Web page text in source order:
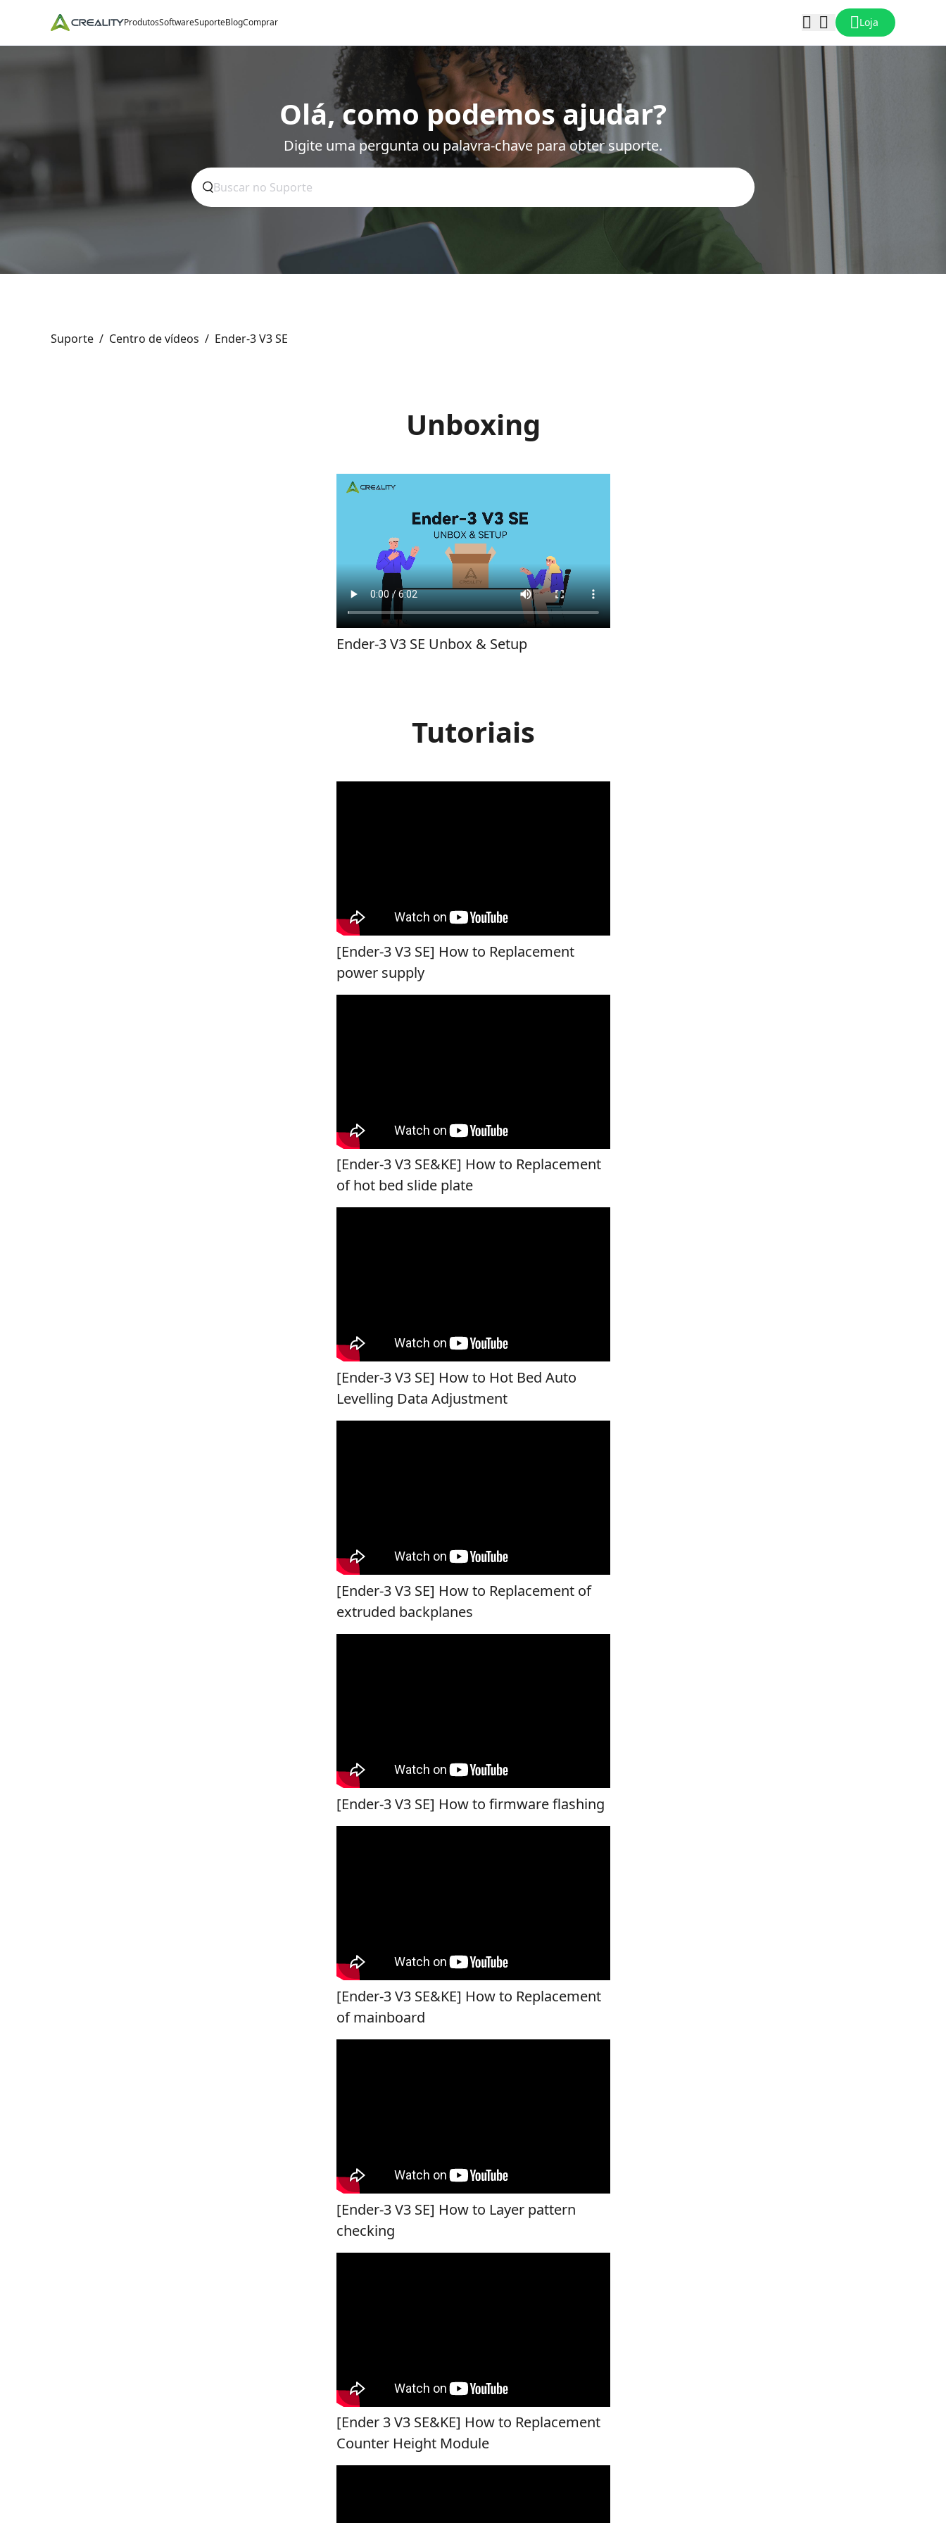
ProdutosSoftwareSuporteBlogComprar Loja
Olá, como podemos ajudar?
Digite uma pergunta ou palavra-chave para obter suporte.
Suporte / Centro de vídeos / Ender-3 V3 SE
Unboxing
Ender-3 V3 SE Unbox & Setup
Tutoriais
[Ender-3 V3 SE] How to Replacement
power supply
[Ender-3 V3 SE&KE] How to Replacement
of hot bed slide plate
[Ender-3 V3 SE] How to Hot Bed Auto
Levelling Data Adjustment
[Ender-3 V3 SE] How to Replacement of
extruded backplanes
[Ender-3 V3 SE] How to firmware flashing
[Ender-3 V3 SE&KE] How to Replacement
of mainboard
[Ender-3 V3 SE] How to Layer pattern
checking
[Ender 3 V3 SE&KE] How to Replacement
Counter Height Module